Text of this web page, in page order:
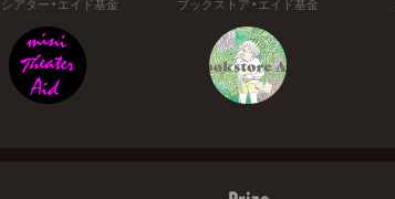
アター・エイド基金 ブックストア・エイド基金